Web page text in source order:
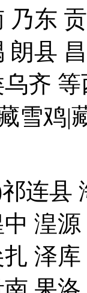
乃东
朗县
齐
雪鸡|
连县
湟
泽